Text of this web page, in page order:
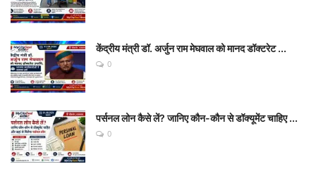
केंद्रीय मंत्री डॉ. अर्जुन राम मेघवाल को मानद डॉक्टरेट ...
0
पर्सनल लोन कैसे लें? जानिए कौन-कौन से डॉक्यूमेंट चाहिए ...
0